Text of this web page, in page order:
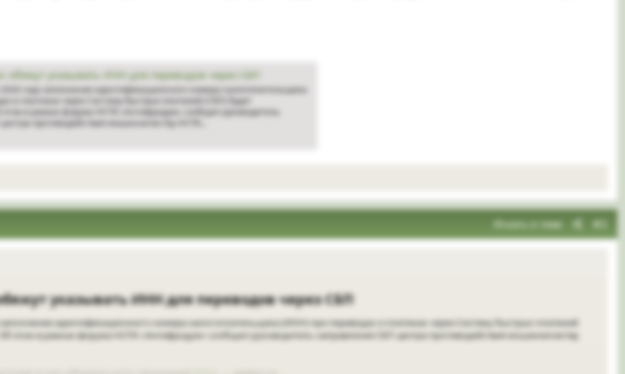
обяжут указывать ИНН для переводов через СБП
2026 года заполнение идентификационного номера налогоплательщика
и платежах через Систему быстрых платежей (СБП) будет
этом в рамках форума НСПК «Антифродум» сообщил руководитель
противодействия мошенничеству НСПК...
Искать в теме #2
указывать ИНН для переводов через СБП​
заполнение идентификационного номера налогоплательщика (ИНН) при переводах и платежах через Систему быстрых платежей
Об этом в рамках форума НСПК «Антифродум» сообщил руководитель направления СБП центра противодействия мошенничеству